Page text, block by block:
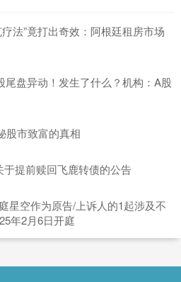
法”竟打出奇效：阿根廷租房市场
尾盘异动！发生了什么？机构：A股
股市致富的真相
提前赎回飞鹿转债的公告
星空作为原告/上诉人的1起涉及不
年2月6日开庭